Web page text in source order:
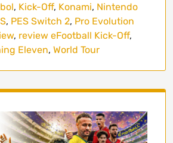
, Kick-Off, Konami, Nintendo
, PES Switch 2, Pro Evolution
, review eFootball Kick-Off,
Eleven, World Tour